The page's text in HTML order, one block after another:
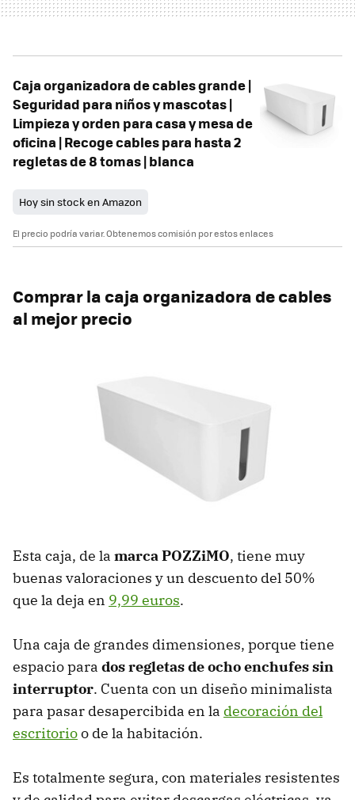
Caja organizadora de cables grande |
Seguridad para niños y mascotas |
Limpieza y orden para casa y mesa de
oficina | Recoge cables para hasta 2
regletas de 8 tomas | blanca
Hoy sin stock en Amazon
El precio podría variar. Obtenemos comisión por estos enlaces
Comprar la caja organizadora de cables
al mejor precio
Esta caja, de la marca POZZiMO, tiene muy
buenas valoraciones y un descuento del 50%
que la deja en 9,99 euros.
Una caja de grandes dimensiones, porque tiene
espacio para dos regletas de ocho enchufes sin
interruptor. Cuenta con un diseño minimalista
para pasar desapercibida en la decoración del
escritorioo de la habitación.
Es totalmente segura, con materiales resistentes